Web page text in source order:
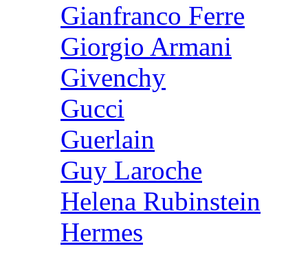
Gianfranco Ferre
Giorgio Armani
Givenchy
Gucci
Guerlain
Guy Laroche
Helena Rubinstein
Hermes